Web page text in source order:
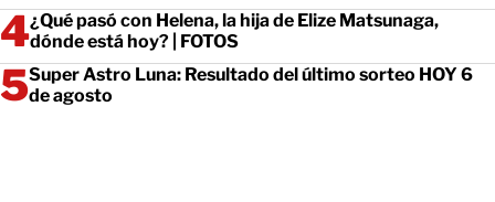
¿Qué pasó con Helena, la hija de Elize Matsunaga,
dónde está hoy? | FOTOS
Super Astro Luna: Resultado del último sorteo HOY 6
de agosto